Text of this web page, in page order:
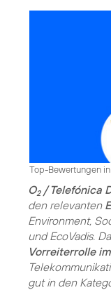
Top-Bewertungen
O2/ Telefónica
den relevanten
Environment,
und EcoVadis.
Vorreiterrolle
gut in den